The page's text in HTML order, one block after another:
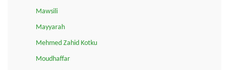
Mawsili
Mayyarah
Mehmed Zahid Kotku
Moudhaffar